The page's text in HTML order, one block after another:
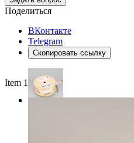
Поделиться
ВКонтакте
Telegram
Скопировать ссылку
Item 1 of 3